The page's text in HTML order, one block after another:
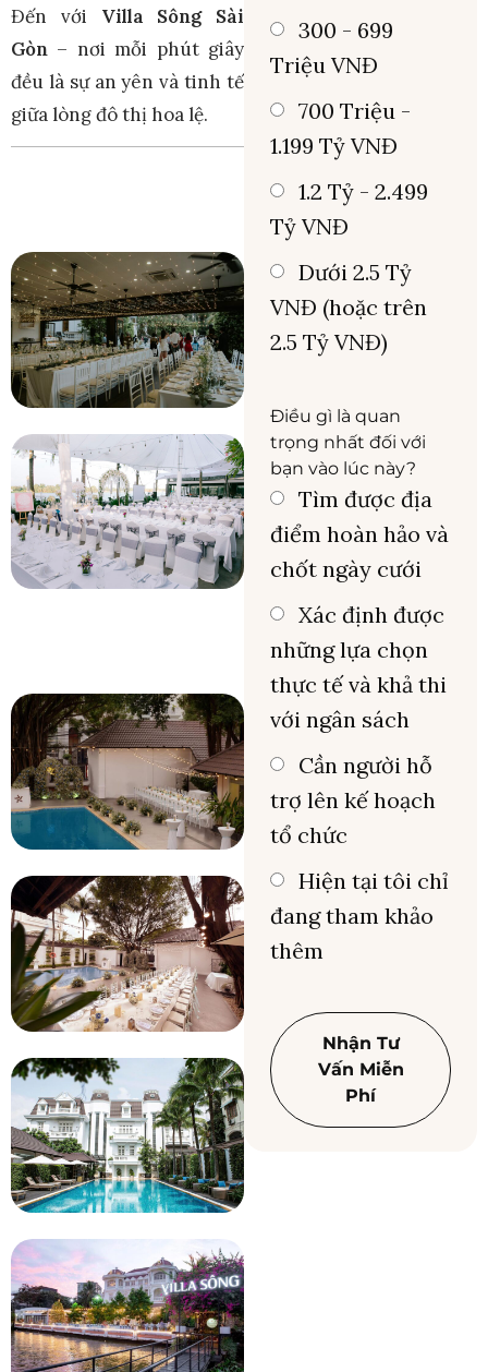
Đến với Villa Sông Sài
Gòn – nơi mỗi phút giây
đều là sự an yên và tinh tế
giữa lòng đô thị hoa lệ.
300 - 699
Triệu VNĐ
700 Triệu -
1.199 Tỷ VNĐ
1.2 Tỷ - 2.499
Tỷ VNĐ
Dưới 2.5 Tỷ
VNĐ (hoặc trên
2.5 Tỷ VNĐ)
Điều gì là quan
trọng nhất đối với
bạn vào lúc này?
Tìm được địa
điểm hoàn hảo và
chốt ngày cưới
Xác định được
những lựa chọn
thực tế và khả thi
với ngân sách
Cần người hỗ
trợ lên kế hoạch
tổ chức
Hiện tại tôi chỉ
đang tham khảo
thêm
Nhận Tư
Vấn Miễn
Phí